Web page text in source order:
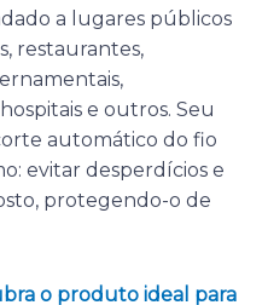
a lugares públicos
restaurantes,
e outros. Seu
automático do fio
evitar desperdícios e
protegendo-o de
o produto ideal para